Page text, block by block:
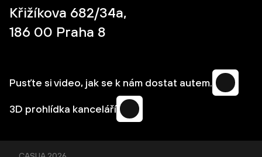
Křižíkova 682/34a,
186 00 Praha 8
Pusťte si video, jak se k nám dostat autem.
3D prohlídka kanceláří